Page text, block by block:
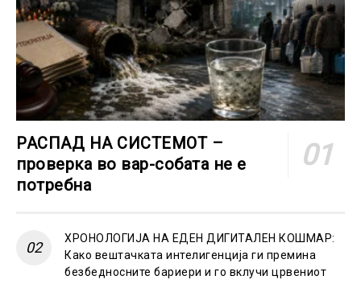
РАСПАД НА СИСТЕМОТ –
проверка во вар-собата не е
потребна
ХРОНОЛОГИЈА НА ЕДЕН ДИГИТАЛЕН КОШМАР:
Како вештачката интелигенција ги премина
безбедносните бариери и го вклучи црвениот